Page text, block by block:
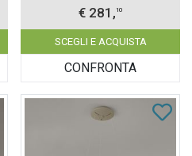
€ 281, 10
SCEGLI E ACQUISTA
CONFRONTA